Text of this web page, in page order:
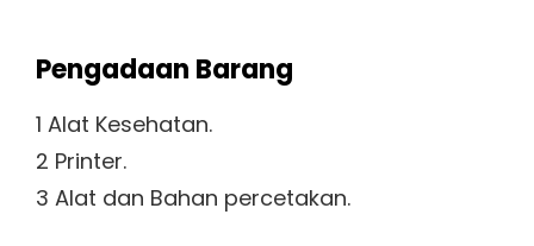
Pengadaan Barang
1 Alat Kesehatan.
2 Printer.
3 Alat dan Bahan percetakan.